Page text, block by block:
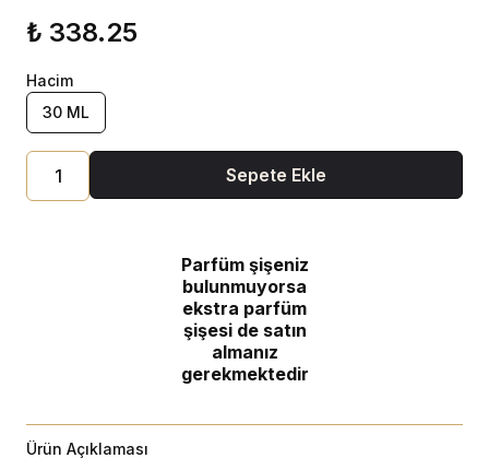
₺ 338.25
Hacim
30 ML
Sepete Ekle
Parfüm şişeniz
bulunmuyorsa
ekstra parfüm
şişesi de satın
almanız
gerekmektedir
Ürün Açıklaması